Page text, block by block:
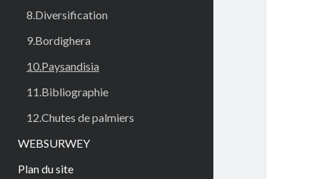
8.Diversification
9.Bordighera
10.Paysandisia
11.Bibliographie
12.Chutes de palmiers
WEBSURWEY
Plan du site